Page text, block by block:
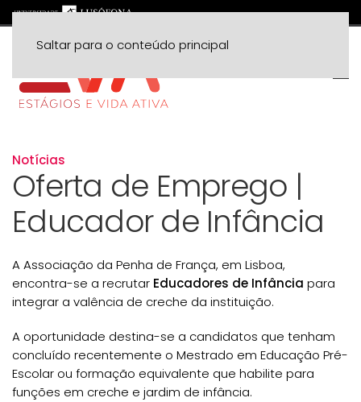
Saltar para o conteúdo principal
Notícias
Oferta de Emprego |
Educador de Infância
A Associação da Penha de França, em Lisboa,
encontra-se a recrutar Educadores de Infância para
integrar a valência de creche da instituição.
A oportunidade destina-se a candidatos que tenham
concluído recentemente o Mestrado em Educação Pré-
Escolar ou formação equivalente que habilite para
funções em creche e jardim de infância.